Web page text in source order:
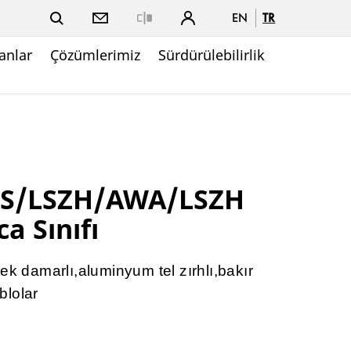
EN TR
Çözümlerimiz Sürdürülebilirlik
LSZH/AWA/LSZH
Sınıfı
damarlı,aluminyum tel zırhlı,bakır